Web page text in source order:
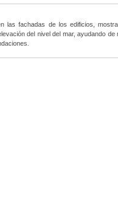
las fachadas de los edificios,
del nivel del mar, ayudando de